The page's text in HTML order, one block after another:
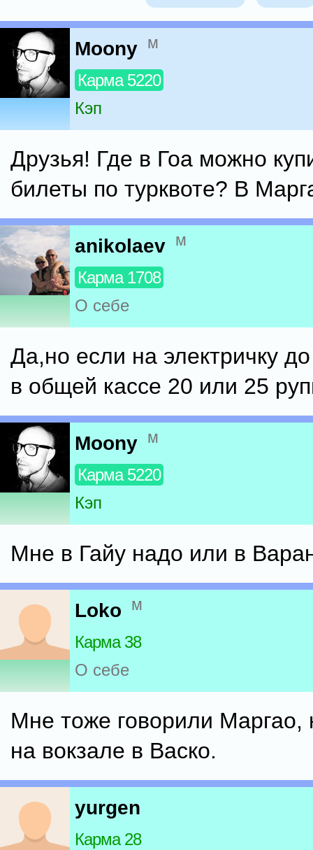
Moony м
Карма 5220
Кэп
Друзья! Где в Гоа можно
билеты по турквоте? В
anikolaev м
Карма 1708
О себе
Да,но если на электричку
в общей кассе 20 или 25
Moony м
Карма 5220
Кэп
Мне в Гайу надо или в
Loko м
Карма 38
О себе
Мне тоже говорили Маргао,
на вокзале в Васко.
yurgen
Карма 28